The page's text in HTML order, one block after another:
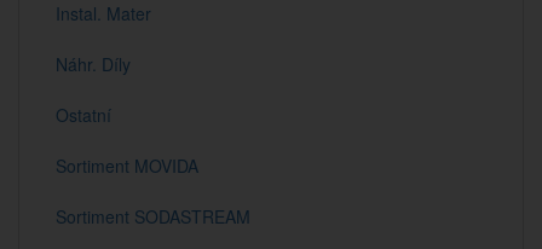
Instal. Mater
Náhr. Díly
Ostatní
Sortiment MOVIDA
Sortiment SODASTREAM